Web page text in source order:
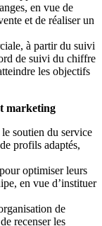
en vue de
et de réaliser un
à partir du suivi
de suivi du chiffre
les objectifs
marketing
soutien du service
profils adaptés,
optimiser leurs
en vue d’instituer
de
recenser les